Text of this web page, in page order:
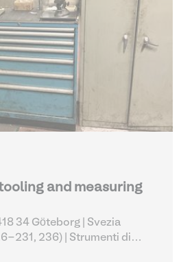
and measuring
34 Göteborg | Svezia
231, 236)